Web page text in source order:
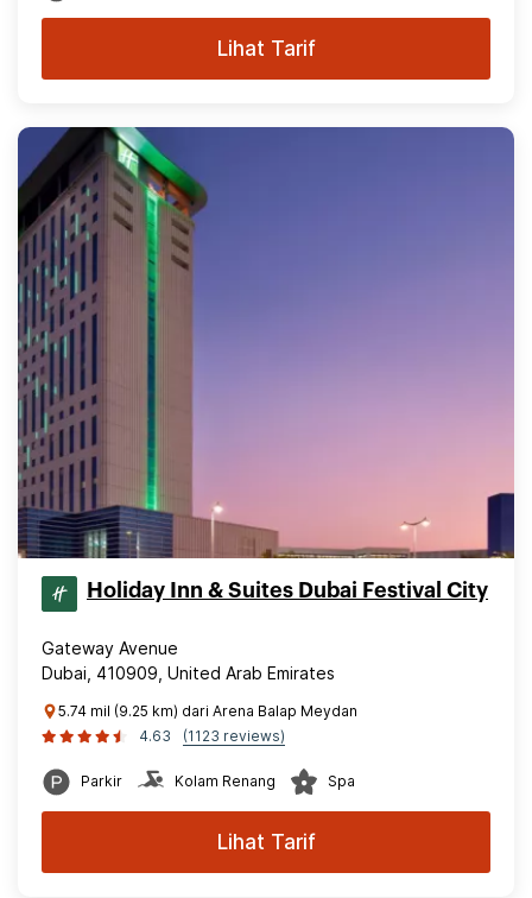
Lihat Tarif
Holiday Inn & Suites Dubai Festival City
Gateway Avenue
Dubai, 410909, United Arab Emirates
5.74 mil (9.25 km) dari Arena Balap Meydan
4.63
(1123 reviews)
Parkir Kolam Renang Spa
Lihat Tarif